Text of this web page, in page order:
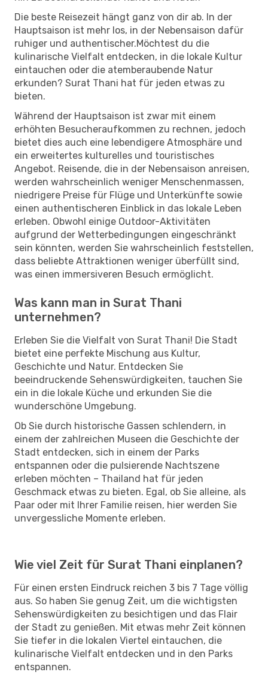
Die beste Reisezeit hängt ganz von dir ab. In der
Hauptsaison ist mehr los, in der Nebensaison dafür
ruhiger und authentischer.Möchtest du die
kulinarische Vielfalt entdecken, in die lokale Kultur
eintauchen oder die atemberaubende Natur
erkunden? Surat Thani hat für jeden etwas zu
bieten.
Während der Hauptsaison ist zwar mit einem
erhöhten Besucheraufkommen zu rechnen, jedoch
bietet dies auch eine lebendigere Atmosphäre und
ein erweitertes kulturelles und touristisches
Angebot. Reisende, die in der Nebensaison anreisen,
werden wahrscheinlich weniger Menschenmassen,
niedrigere Preise für Flüge und Unterkünfte sowie
einen authentischeren Einblick in das lokale Leben
erleben. Obwohl einige Outdoor-Aktivitäten
aufgrund der Wetterbedingungen eingeschränkt
sein könnten, werden Sie wahrscheinlich feststellen,
dass beliebte Attraktionen weniger überfüllt sind,
was einen immersiveren Besuch ermöglicht.
Was kann man in Surat Thani
unternehmen?
Erleben Sie die Vielfalt von Surat Thani! Die Stadt
bietet eine perfekte Mischung aus Kultur,
Geschichte und Natur. Entdecken Sie
beeindruckende Sehenswürdigkeiten, tauchen Sie
ein in die lokale Küche und erkunden Sie die
wunderschöne Umgebung.
Ob Sie durch historische Gassen schlendern, in
einem der zahlreichen Museen die Geschichte der
Stadt entdecken, sich in einem der Parks
entspannen oder die pulsierende Nachtszene
erleben möchten – Thailand hat für jeden
Geschmack etwas zu bieten. Egal, ob Sie alleine, als
Paar oder mit Ihrer Familie reisen, hier werden Sie
unvergessliche Momente erleben.
Wie viel Zeit für Surat Thani einplanen?
Für einen ersten Eindruck reichen 3 bis 7 Tage völlig
aus. So haben Sie genug Zeit, um die wichtigsten
Sehenswürdigkeiten zu besichtigen und das Flair
der Stadt zu genießen. Mit etwas mehr Zeit können
Sie tiefer in die lokalen Viertel eintauchen, die
kulinarische Vielfalt entdecken und in den Parks
entspannen.